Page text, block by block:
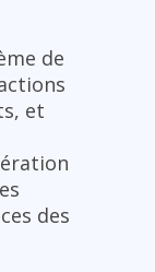
de
et
des